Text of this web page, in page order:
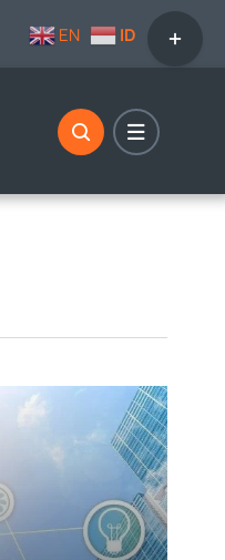
EN ID Toggle
Sliding
Area